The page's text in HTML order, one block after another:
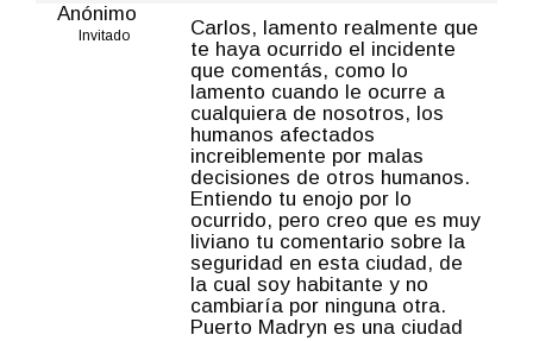
Anónimo
Invitado
Carlos, lamento realmente que
te haya ocurrido el incidente
que comentás, como lo
lamento cuando le ocurre a
cualquiera de nosotros, los
humanos afectados
increiblemente por malas
decisiones de otros humanos.
Entiendo tu enojo por lo
ocurrido, pero creo que es muy
liviano tu comentario sobre la
seguridad en esta ciudad, de
la cual soy habitante y no
cambiaría por ninguna otra.
Puerto Madryn es una ciudad